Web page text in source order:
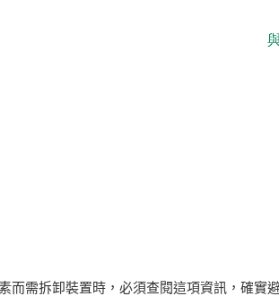
需拆卸裝置時，必須查閱這項資訊，確實